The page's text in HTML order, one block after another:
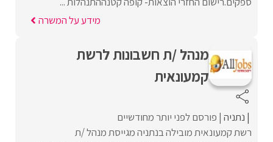
מידע על המשרה
מנהל /ת חשבונות לרשת
קמעונאית
נתניה פורסם לפני יותר מחודשיים
רשת קמעונאית מובילה בנתניה מגייסת מנהל /ת